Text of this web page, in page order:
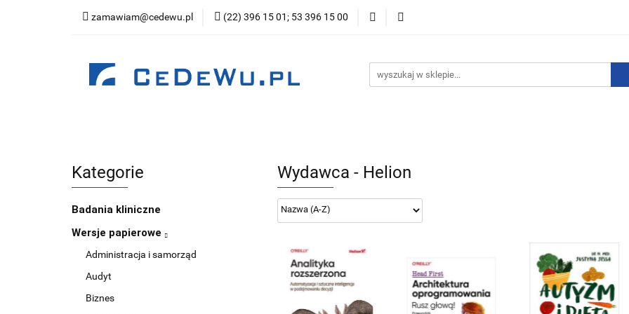
zamawiam@cedewu.pl (22) 396 15 01; 53 396 15 00
Kategorie Nowości Zapowiedzi
Wydawnictwo Wydawnictwa
Kategorie
Badania kliniczne
Wersje papierowe
Administracja i samorząd
Audyt
Biznes
Wydawca - Helion